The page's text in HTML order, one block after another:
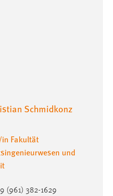
Schmidkonz
Fakultät
und
(961) 382-1629